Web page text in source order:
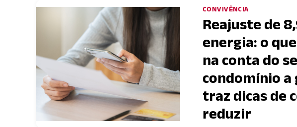
CONVIVÊNCIA
Reajuste de
energia: o
na conta do
condomínio a
traz dicas de
reduzir